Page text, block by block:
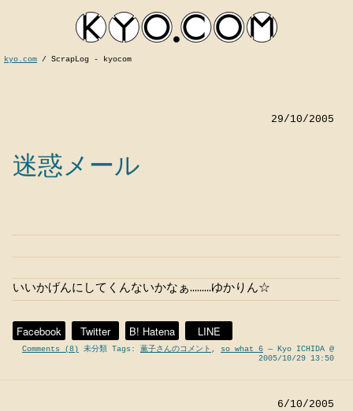
kyo.com / ScrapLog - kyocom
29/10/2005
迷惑メール
いいかげんにしてくんないかなぁ………ゆかりん☆
Facebook Twitter B! Hatena LINE
Comments (8) 未分類 Tags: 薫子さんのコメント , so what 6 — Kyo ICHIDA @
2005/10/29 13:50
6/10/2005